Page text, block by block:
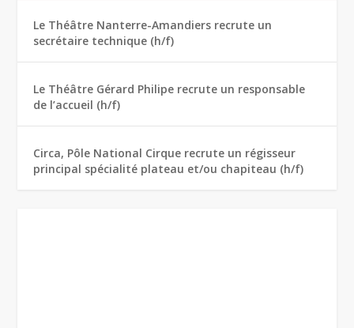
Le Théâtre Nanterre-Amandiers recrute un
secrétaire technique (h/f)
Le Théâtre Gérard Philipe recrute un responsable
de l’accueil (h/f)
Circa, Pôle National Cirque recrute un régisseur
principal spécialité plateau et/ou chapiteau (h/f)